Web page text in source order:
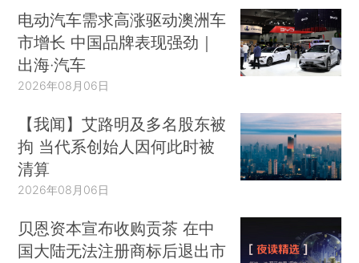
电动汽车需求高涨驱动澳洲车
市增长 中国品牌表现强劲｜
出海·汽车
2026年08月06日
【我闻】艾路明及多名股东被
拘 当代系创始人因何此时被
清算
2026年08月06日
贝恩资本宣布收购贡茶 在中
国大陆无法注册商标后退出市